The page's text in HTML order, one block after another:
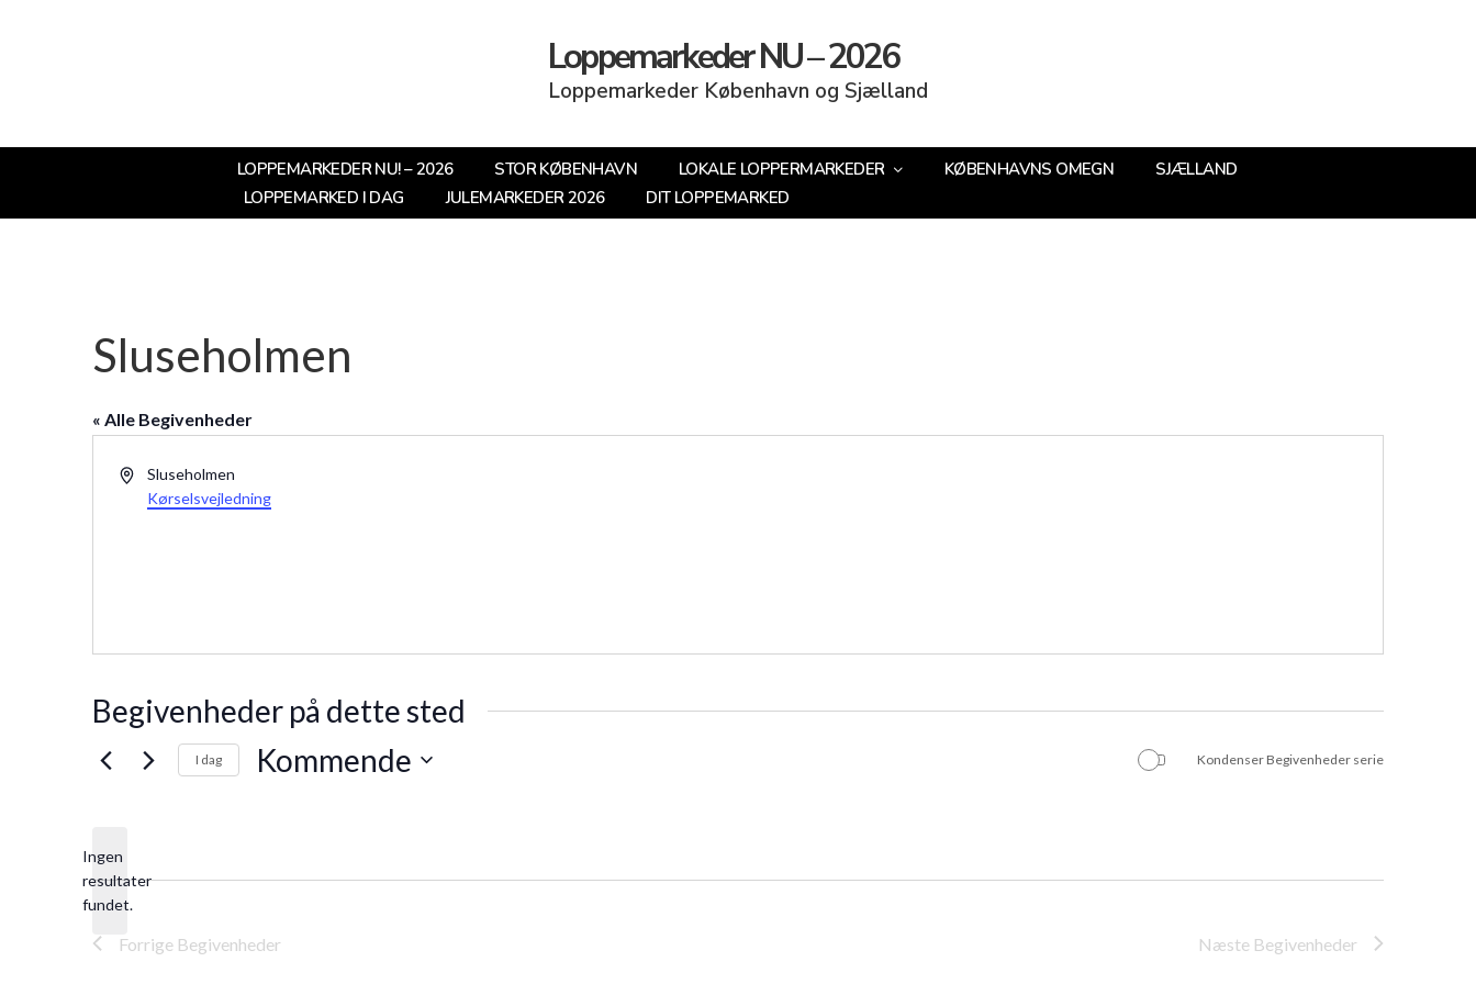
Loppemarkeder NU – 2026
Loppemarkeder København og Sjælland
LOPPEMARKEDER NU! – 2026 STOR KØBENHAVN LOKALE LOPPERMARKEDER KØBENHAVNS OMEGN
SJÆLLAND
LOPPEMARKED I DAG
JULEMARKEDER 2026 DIT LOPPEMARKED
Sluseholmen
« Alle Begivenheder
AdresseSluseholmen
Kørselsvejledning
Begivenheder på dette sted
Notice
Ingen
resultater
fundet.
I dag Kommende Kondenser Begivenheder serie
Forrige Begivenheder Næste Begivenheder